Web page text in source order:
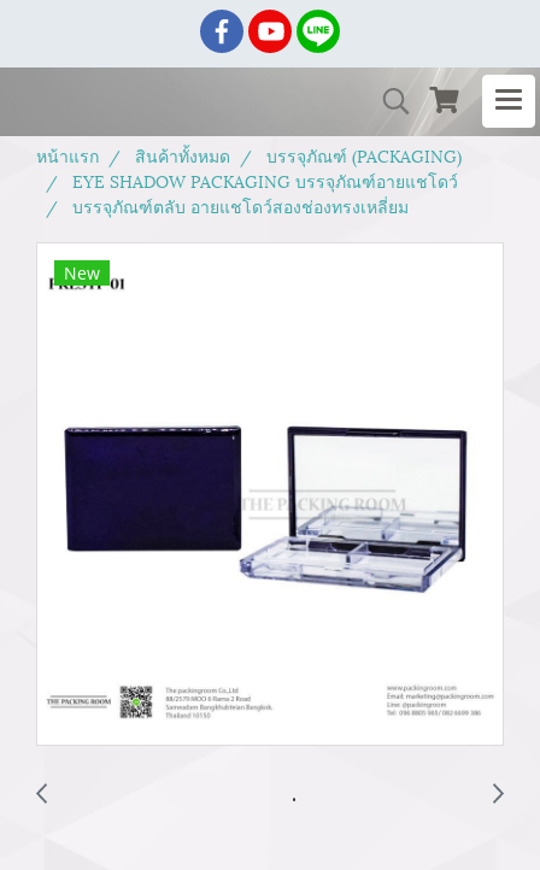
หน้าแรก สินค้าทั้งหมด
บรรจุภัณฑ์ (PACKAGING)
EYE SHADOW PACKAGING บรรจุภัณฑ์อายแชโดว์
บรรจุภัณฑ์ตลับ อายแชโดว์สองช่องทรงเหลี่ยม
New